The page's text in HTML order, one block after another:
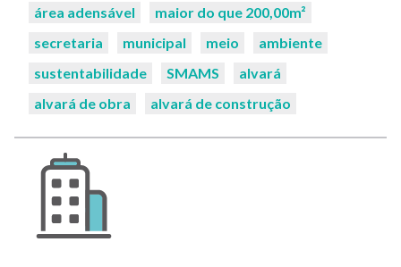
área adensável
maior do que 200,00m²
secretaria
municipal meio
ambiente
sustentabilidade
SMAMS
alvará
alvará de obra
alvará de construção